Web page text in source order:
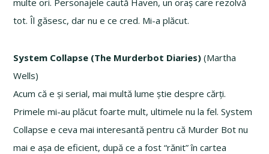
tot. Îl găsesc, dar nu e ce cred. Mi-a plăcut.
System Collapse (The Murderbot Diaries) (Martha
Wells)
Acum că e și serial, mai multă lume știe despre cărți.
Primele mi-au plăcut foarte mult, ultimele nu la fel. System
Collapse e ceva mai interesantă pentru că Murder Bot nu
mai e așa de eficient, după ce a fost “rănit” în cartea